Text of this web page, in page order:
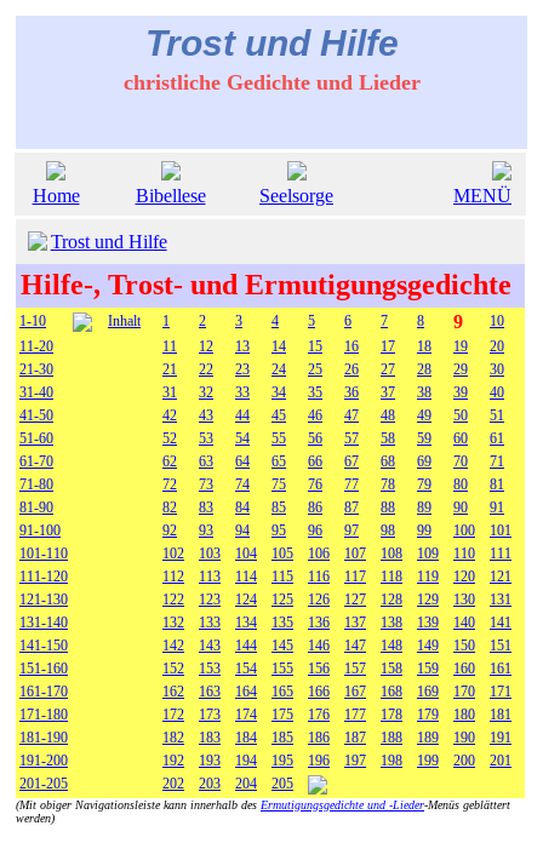
Trost und Hilfe
christliche Gedichte und Lieder
Home Bibellese Seelsorge MENÜ
Trost und Hilfe
Hilfe-, Trost- und Ermutigungsgedichte
1-10 Inhalt 1 2 3 4 5 6 7 8 9
10
11-20
11 12 13 14 15 16 17 18 19
20
21-30
21 22 23 24 25 26 27 28 29
30
31-40
31 32 33 34 35 36 37 38 39
40
41-50
42 43 44 45 46 47 48 49 50
51
51-60
52 53 54 55 56 57 58 59 60
61
61-70
62 63 64 65 66 67 68 69 70
71
71-80
72 73 74 75 76 77 78 79 80
81
81-90
82 83 84 85 86 87 88 89 90
91
91-100
92 93 94 95 96 97 98 99 100
101
101-110
102 103 104 105 106 107 108 109 110
111
111-120
112 113 114 115 116 117 118 119 120
121
121-130
122 123 124 125 126 127 128 129 130
131
131-140
132 133 134 135 136 137 138 139 140
141
141-150
142 143 144 145 146 147 148 149 150
151
151-160
152 153 154 155 156 157 158 159 160
161
161-170
162 163 164 165 166 167 168 169 170
171
171-180
172 173 174 175 176 177 178 179 180
181
181-190
182 183 184 185 186 187 188 189 190
191
191-200
192 193 194 195 196 197 198 199 200
201
201-205
202 203 204 205
(Mit obiger Navigationsleiste kann innerhalb des Ermutigungsgedichte und -Lieder-Menüs geblättert
werden)